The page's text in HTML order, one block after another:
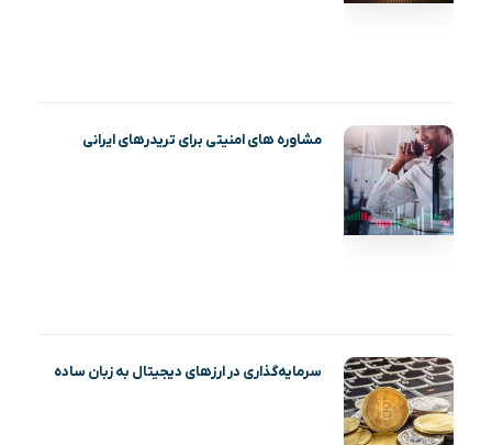
مشاوره های امنیتی برای تریدرهای ایرانی
سرمایه‌گذاری در ارز‌های دیجیتال به زبان ساده